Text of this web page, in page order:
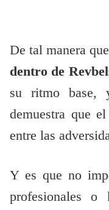
De tal manera
dentro de
su ritmo base,
demuestra que
entre las
Y es que no
profesionales o